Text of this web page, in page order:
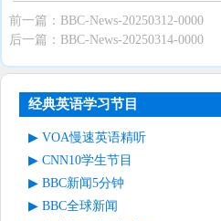
前一篇： BBC-News-20250312-0000
后一篇： BBC-News-20250314-0000
经典英语学习节目
VOA慢速英语精听
CNN10学生节目
BBC新闻5分钟
BBC全球新闻